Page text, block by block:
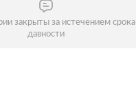
закрыты за истечением срока
давности